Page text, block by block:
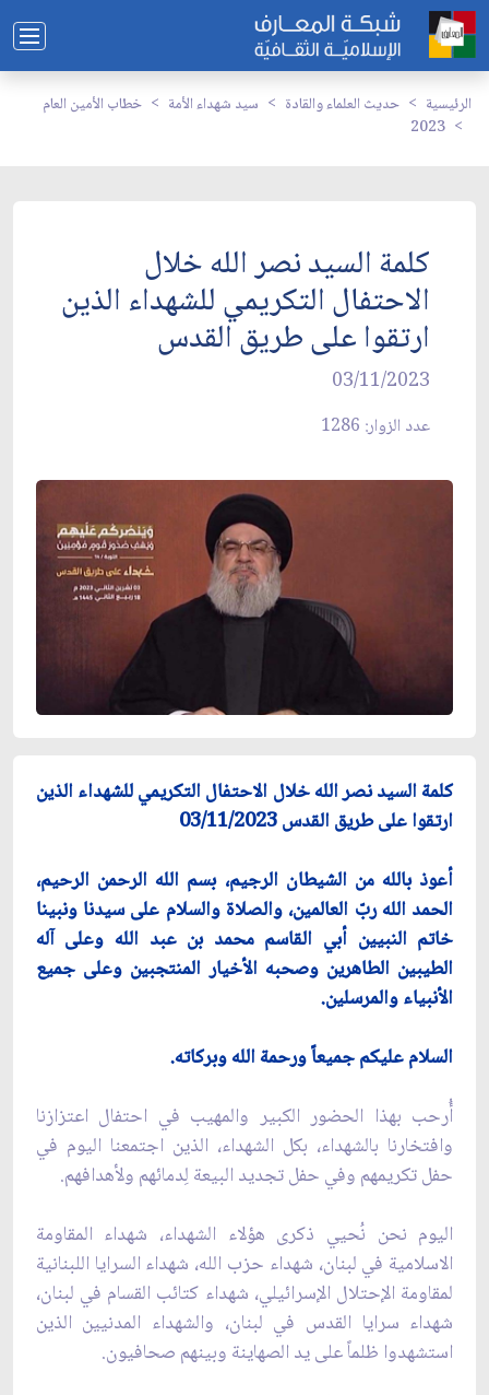
الرئيسية حديث العلماء والقادة سيد شهداء الأمة
خطاب الأمين العام
2023
كلمة السيد نصر الله خلال
الاحتفال التكريمي للشهداء الذين
ارتقوا على طريق القدس
03/11/2023
عدد الزوار: 1286
كلمة السيد نصر الله خلال الاحتفال التكريمي للشهداء الذين
ارتقوا على طريق القدس 03/11/2023
أعوذ بالله من الشيطان الرجيم، بسم الله الرحمن الرحيم،
الحمد الله ربّ العالمين، ‏والصلاة والسلام على سيدنا ونبينا
خاتم النبيين أبي القاسم محمد بن عبد الله وعلى آله
‏الطيبين الطاهرين وصحبه الأخيار المنتجبين وعلى جميع
الأنبياء والمرسلين. ‏
السلام عليكم جميعاً ورحمة الله وبركاته. ‏
أُرحب بهذا الحضور الكبير والمهيب في احتفال اعتزازنا
وافتخارنا بالشهداء، بكل الشهداء، الذين اجتمعنا اليوم في
حفل تكريمهم وفي حفل تجديد البيعة لِدمائهم ولأهدافهم.
اليوم نحن نُحيي ذكرى هؤلاء الشهداء، شهداء المقاومة
الاسلامية في لبنان، شهداء حزب الله، شهداء السرايا اللبنانية
لمقاومة الإحتلال الإسرائيلي، شهداء كتائب القسام في لبنان،
شهداء سرايا القدس في لبنان، والشهداء المدنيين الذين
استشهدوا ظلماً على يد الصهاينة وبينهم صحافيون.